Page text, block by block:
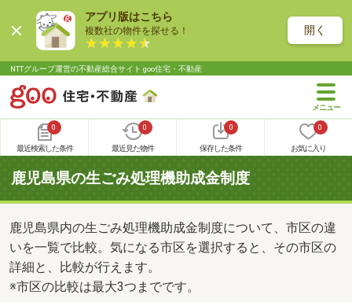
アプリ版はこちら
複数社の物件を探せる！ 開く
NTTグループ運営の不動産総合サイト goo住宅・不動産
0
最近検索した条件
0
最近見た物件
0
保存した条件
0
お気に入り
鹿児島県の生ごみ処理機助成金制度
鹿児島県内の生ごみ処理機助成金制度について、市区の違
いを一覧で比較。気になる市区を選択すると、その市区の
詳細と、比較が行えます。
※市区の比較は最大3つまでです。